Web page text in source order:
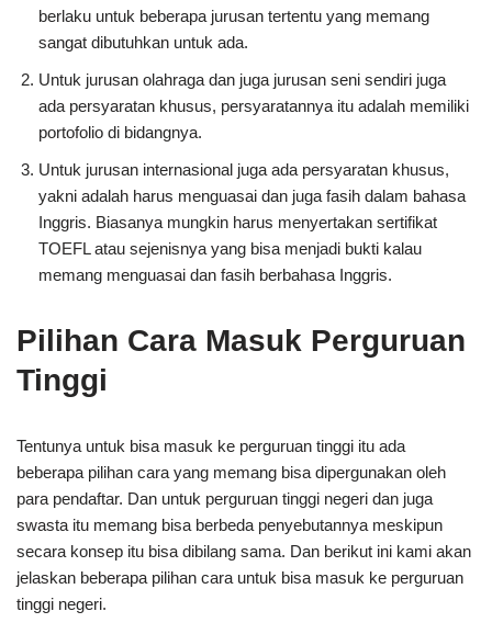
berlaku untuk beberapa jurusan tertentu yang memang
sangat dibutuhkan untuk ada.
Untuk jurusan olahraga dan juga jurusan seni sendiri juga
ada persyaratan khusus, persyaratannya itu adalah memiliki
portofolio di bidangnya.
Untuk jurusan internasional juga ada persyaratan khusus,
yakni adalah harus menguasai dan juga fasih dalam bahasa
Inggris. Biasanya mungkin harus menyertakan sertifikat
TOEFL atau sejenisnya yang bisa menjadi bukti kalau
memang menguasai dan fasih berbahasa Inggris.
Pilihan Cara Masuk Perguruan
Tinggi
Tentunya untuk bisa masuk ke perguruan tinggi itu ada
beberapa pilihan cara yang memang bisa dipergunakan oleh
para pendaftar. Dan untuk perguruan tinggi negeri dan juga
swasta itu memang bisa berbeda penyebutannya meskipun
secara konsep itu bisa dibilang sama. Dan berikut ini kami akan
jelaskan beberapa pilihan cara untuk bisa masuk ke perguruan
tinggi negeri.